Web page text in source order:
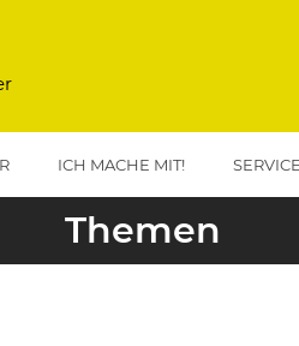
ICH MACHE MIT! SERVICE
Themen